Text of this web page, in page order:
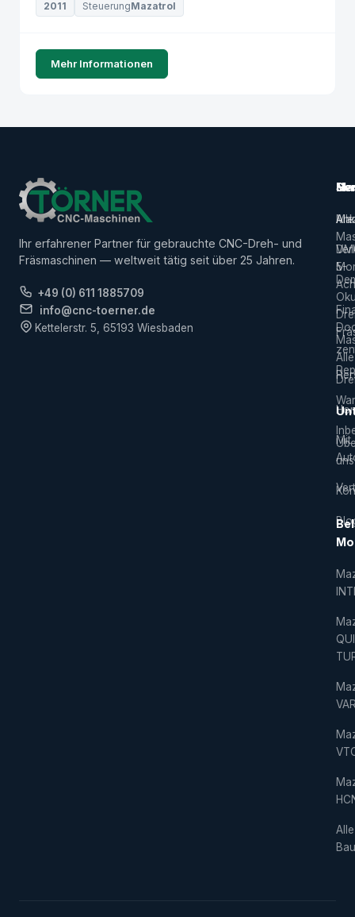
2011 SteuerungMazatrol
Mehr Informationen
Ihr erfahrener Partner für gebrauchte CNC-Dreh- und
Fräsmaschinen — weltweit tätig seit über 25 Jahren.
+49 (0) 611 1885709
info@cnc-toerner.de
Kettelerstr. 5, 65193 Wiesbaden
Alle
5-
Mit
Alle
Alle
uns